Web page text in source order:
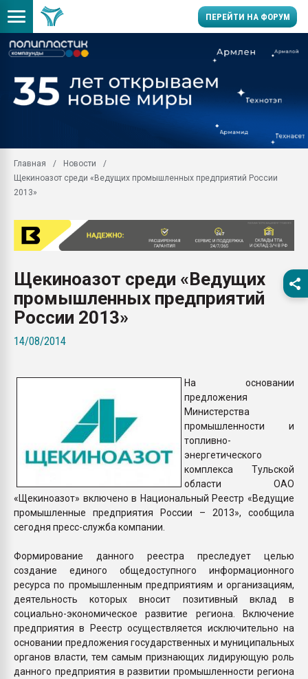
ПЕРЕЙТИ НА ФОРУМ
производство SPC
заводу пластмасс"
28.07.2026
первый план в
28.07.2026
ситуацией на
Главная
Новости
Щекиноазот среди «Ведущих промышленных предприятий России
2013»
Щекиноазот среди «Ведущих
промышленных предприятий
России 2013»
14/08/2014
На основании
предложения
Министерства
промышленности и
топливно-
энергетического
комплекса Тульской
области ОАО
«Щекиноазот» включено в Национальный Реестр «Ведущие
промышленные предприятия России – 2013», сообщила
сегодня пресс-служба компании.
Формирование данного реестра преследует целью
создание единого общедоступного информационного
ресурса по промышленным предприятиям и организациям,
деятельность которых вносит позитивный вклад в
социально-экономическое развитие региона. Включение
предприятия в Реестр осуществляется исключительно на
основании предложения государственных и муниципальных
органов власти, тем самым признающих лидирующую роль
данного предприятия в развитии промышленности региона